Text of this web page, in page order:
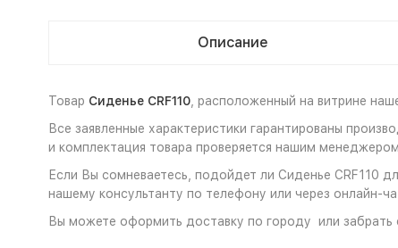
Описание
Товар Сиденье CRF110, расположенный на витрине
Все заявленные характеристики гарантированы
и комплектация товара проверяется нашим
Если Вы сомневаетесь, подойдет ли Сиденье CRF110
нашему консультанту по телефону или через онлайн-
Вы можете оформить доставку по городу или забрать